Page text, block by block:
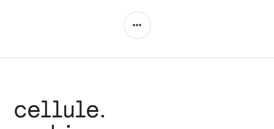
COLONNE